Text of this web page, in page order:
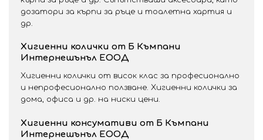
дозатори за кърпи за ръце и тоалетна хартия и
др.
Хигиенни колички от Б Къмпани
Интернешънъл ЕООД
Хигиенни колички от висок клас за професионално
и непрофесионално ползване. Хигиенни колички за
дома, офиса и др. на ниски цени.
Хигиенни консумативи от Б Къмпани
Интернешънъл ЕООД